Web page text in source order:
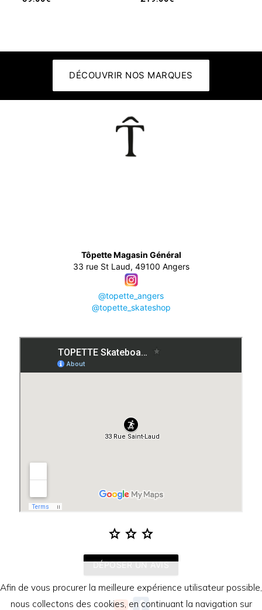
Afin de vous procurer la meilleure expérience utilisateur possible,
nous collectons des cookies, en continuant la navigation sur
DÉCOUVRIR NOS MARQUES
Tôpette Magasin Général
33 rue St Laud, 49100 Angers
@topette_angers
@topette_skateshop
star star star
DÉPOSER UN AVIS